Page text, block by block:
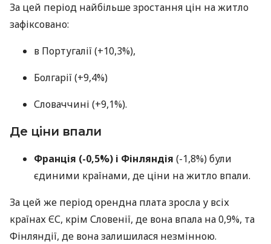
За цей період найбільше зростання цін на житло
зафіксовано:
в Португалії (+10,3%),
Болгарії (+9,4%)
Словаччині (+9,1%).
Де ціни впали
Франція (-0,5%) і Фінляндія (-1,8%) були
єдиними країнами, де ціни на житло впали.
За цей же період орендна плата зросла у всіх
країнах ЄС, крім Словенії, де вона впала на 0,9%, та
Фінляндії, де вона залишилася незмінною.